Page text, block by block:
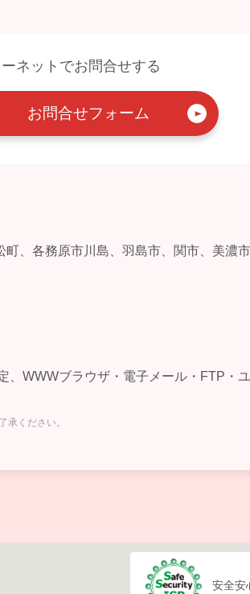
ネットでお問合せする
お問合せフォーム
、各務原市川島、羽島市、関市、美濃市
、WWWブラウザ・電子メール・FTP・
ください。
安全安